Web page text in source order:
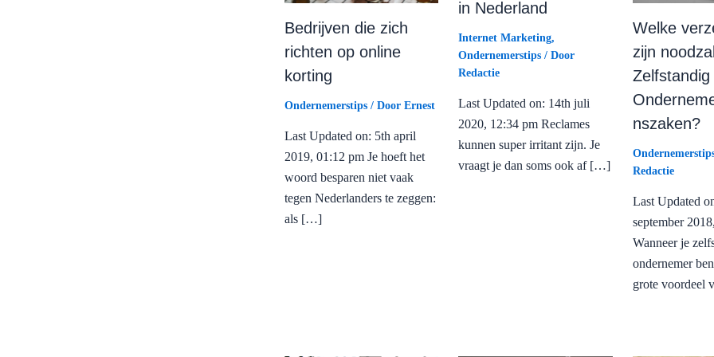
Bedrijven die zich
richten op online
korting
Ondernemerstips / Door Ernest
Last Updated on: 5th april
2019, 01:12 pm Je hoeft het
woord besparen niet vaak
tegen Nederlanders te zeggen:
als […]
in Nederland
Internet Marketing,
Ondernemerstips / Door
Redactie
Last Updated on: 14th juli
2020, 12:34 pm Reclames
kunnen super irritant zijn. Je
vraagt je dan soms ook af […]
Welke
zijn
Zelfstandig
nszaken?
Redactie
Last Updated
september
Wanneer je
ondernemer
grote voordeel